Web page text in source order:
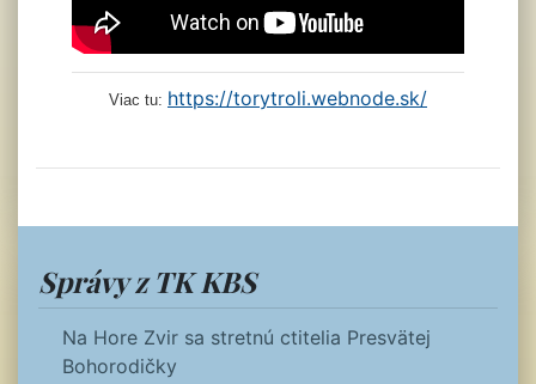
Viac tu: https://torytroli.webnode.sk/
Správy z TK KBS
Na Hore Zvir sa stretnú ctitelia Presvätej
Bohorodičky